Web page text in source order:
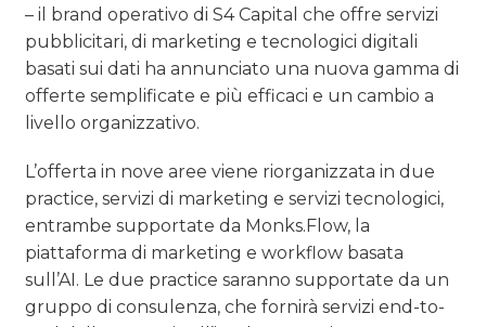
– il brand operativo di S4 Capital che offre servizi
pubblicitari, di marketing e tecnologici digitali
basati sui dati ha annunciato una nuova gamma di
offerte semplificate e più efficaci e un cambio a
livello organizzativo.
L’offerta in nove aree viene riorganizzata in due
practice, servizi di marketing e servizi tecnologici,
entrambe supportate da Monks.Flow, la
piattaforma di marketing e workflow basata
sull’AI. Le due practice saranno supportate da un
gruppo di consulenza, che fornirà servizi end-to-